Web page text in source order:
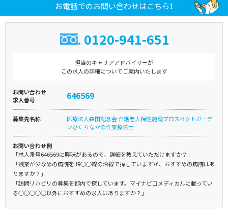
お電話でのお問い合わせはこちら1
0120-941-651
担当のキャリアアドバイザーが
この求人の詳細についてご案内いたします
お問い合わせ
求人番号
646569
募集先名称
医療法人森田記念会 介護老人保健施設プロスペクトガーデ
ンひたちなかの作業療法士
お問い合わせ例
「求人番号646569に興味があるので、詳細を教えていただけますか？」
「残業が少なめの病院をJR○○線の沿線で探していますが、おすすめの病院はあ
りますか？」
「訪問リハビリの募集を都内で探しています。マイナビコメディカルに載ってい
る○○○○○以外におすすめの求人はありますか？」